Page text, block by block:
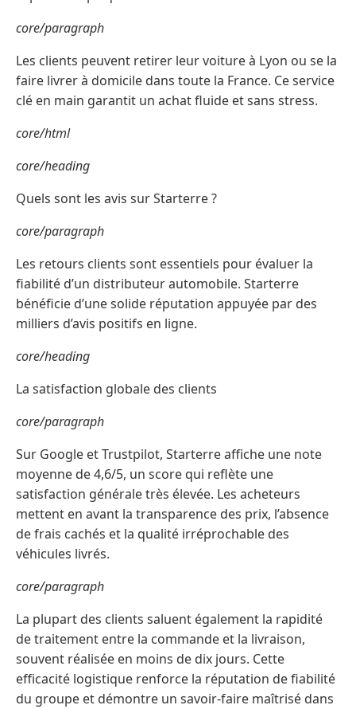
core/paragraph
Les clients peuvent retirer leur voiture à Lyon ou se la
faire livrer à domicile dans toute la France. Ce service
clé en main garantit un achat fluide et sans stress.
core/html
core/heading
Quels sont les avis sur Starterre ?
core/paragraph
Les retours clients sont essentiels pour évaluer la
fiabilité d’un distributeur automobile. Starterre
bénéficie d’une solide réputation appuyée par des
milliers d’avis positifs en ligne.
core/heading
La satisfaction globale des clients
core/paragraph
Sur Google et Trustpilot, Starterre affiche une note
moyenne de 4,6/5, un score qui reflète une
satisfaction générale très élevée. Les acheteurs
mettent en avant la transparence des prix, l’absence
de frais cachés et la qualité irréprochable des
véhicules livrés.
core/paragraph
La plupart des clients saluent également la rapidité
de traitement entre la commande et la livraison,
souvent réalisée en moins de dix jours. Cette
efficacité logistique renforce la réputation de fiabilité
du groupe et démontre un savoir-faire maîtrisé dans